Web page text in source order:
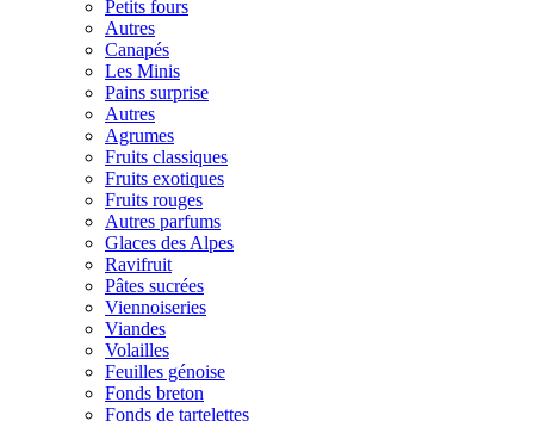
Petits fours
Autres
Canapés
Les Minis
Pains surprise
Autres
Agrumes
Fruits classiques
Fruits exotiques
Fruits rouges
Autres parfums
Glaces des Alpes
Ravifruit
Pâtes sucrées
Viennoiseries
Viandes
Volailles
Feuilles génoise
Fonds breton
Fonds de tartelettes